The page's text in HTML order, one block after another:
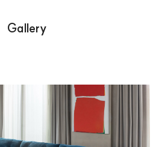
Gallery